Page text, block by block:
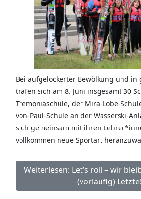
Bei aufgelockerter Bewölkung und in
trafen sich am 8. Juni insgesamt 30
Tremoniaschule, der Mira-Lobe-
von-Paul-Schule an der Wasserski-
sich gemeinsam mit ihren
vollkommen neue Sportart
Weiterlesen: Let’s roll – wir
(vorläufig) Letzte!